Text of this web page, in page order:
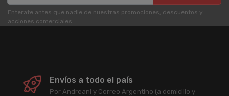
Enterate antes que nadie de nuestras promociones, descuentos y
acciones comerciales.
Envíos a todo el país
Por Andreani y Correo Argentino (a domicilio y